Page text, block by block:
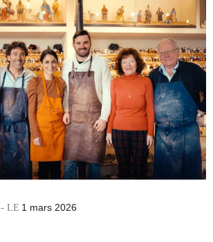
Envoyer1 mars 2026